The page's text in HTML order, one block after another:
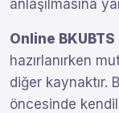
anlaşılmasına
Online
hazırlanırken
diğer kaynaktır.
öncesinde